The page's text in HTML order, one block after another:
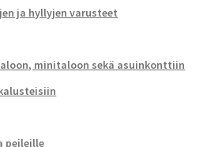
ja hyllyjen varusteet
minitaloon sekä asuinkonttiin
peileille